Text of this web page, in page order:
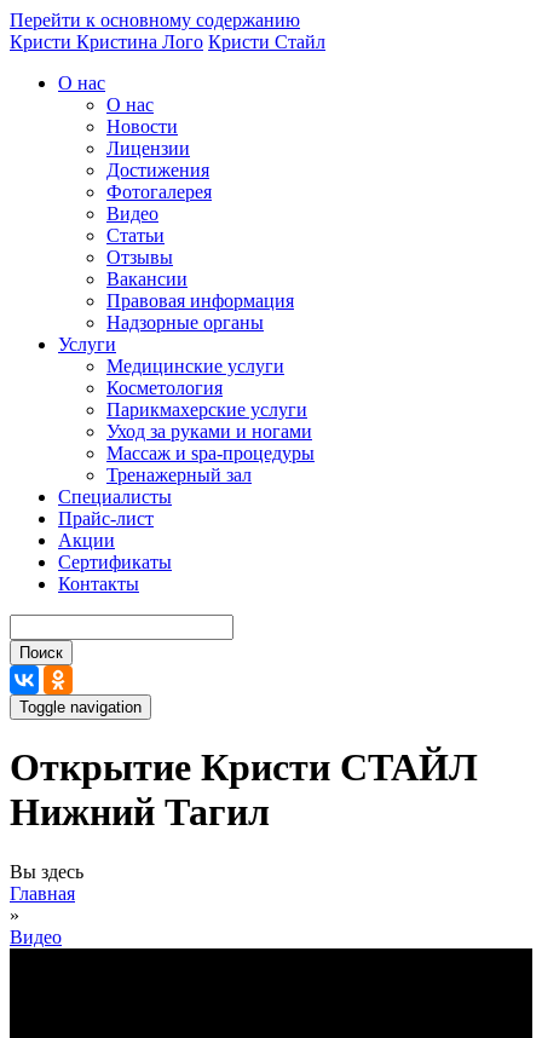
Перейти к основному содержанию
Кристи Кристина Лого Кристи Стайл
О нас
О нас
Новости
Лицензии
Достижения
Фотогалерея
Видео
Статьи
Отзывы
Вакансии
Правовая информация
Надзорные органы
Услуги
Медицинские услуги
Косметология
Парикмахерские услуги
Уход за руками и ногами
Массаж и spa-процедуры
Тренажерный зал
Специалисты
Прайс-лист
Акции
Сертификаты
Контакты
Поиск
Toggle navigation
Открытие Кристи СТАЙЛ
Нижний Тагил
Вы здесь
Главная
»
Видео